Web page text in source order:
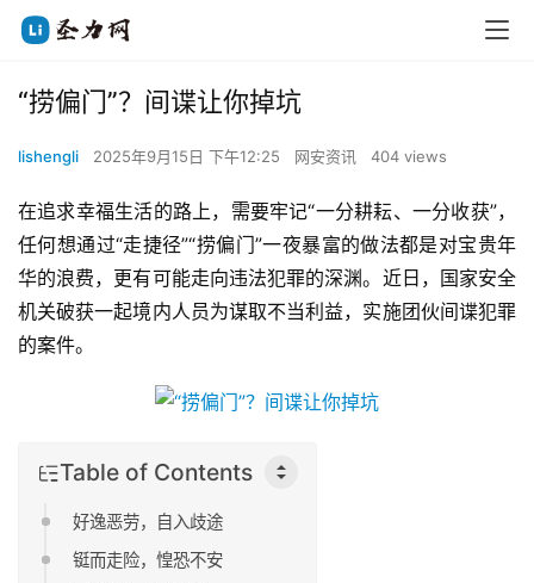
“捞偏门”？间谍让你掉坑
lishengli 2025年9月15日 下午12:25 网安资讯 404 views
在追求幸福生活的路上，需要牢记“一分耕耘、一分收获”，
任何想通过“走捷径”“捞偏门”一夜暴富的做法都是对宝贵年
华的浪费，更有可能走向违法犯罪的深渊。近日，国家安全
机关破获一起境内人员为谋取不当利益，实施团伙间谍犯罪
的案件。
Table of Contents
好逸恶劳，自入歧途
铤而走险，惶恐不安